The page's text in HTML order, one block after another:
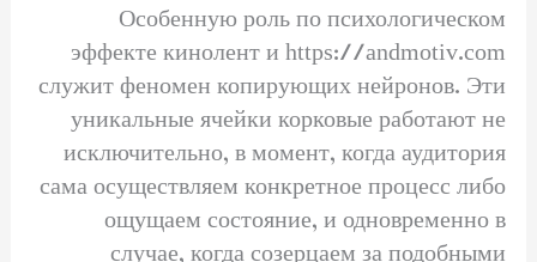
Особенную роль по психологическом
эффекте кинолент и https://andmotiv.com
служит феномен копирующих нейронов. Эти
уникальные ячейки корковые работают не
исключительно, в момент, когда аудитория
сама осуществляем конкретное процесс либо
ощущаем состояние, и одновременно в